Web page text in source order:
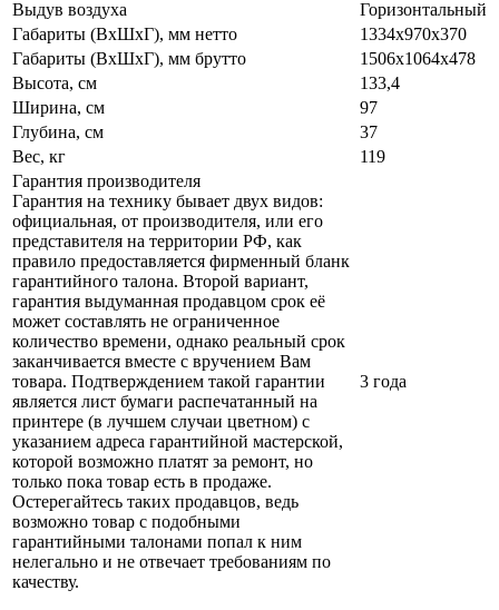
Выдув воздуха
Горизонтальный
Габариты (ВxШxГ), мм нетто
1334х970х370
Габариты (ВxШxГ), мм брутто
1506х1064х478
Высота, см
133,4
Ширина, см
97
Глубина, см
37
Вес, кг
119
Гарантия производителя
Гарантия на технику бывает двух видов:
официальная, от производителя, или его
представителя на территории РФ, как
правило предоставляется фирменный бланк
гарантийного талона. Второй вариант,
гарантия выдуманная продавцом срок её
может составлять не ограниченное
количество времени, однако реальный срок
заканчивается вместе с вручением Вам
товара. Подтверждением такой гарантии
является лист бумаги распечатанный на
принтере (в лучшем случаи цветном) с
указанием адреса гарантийной мастерской,
которой возможно платят за ремонт, но
только пока товар есть в продаже.
Остерегайтесь таких продавцов, ведь
возможно товар с подобными
гарантийными талонами попал к ним
нелегально и не отвечает требованиям по
качеству.
3 года